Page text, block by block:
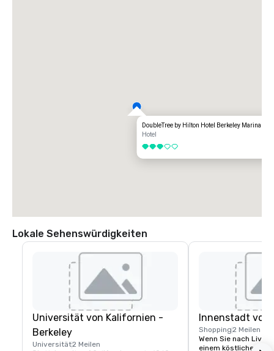
DoubleTree by Hilton Hotel Berkeley Marina
Hotel
3 von 5
Lokale Sehenswürdigkeiten
Universität von Kalifornien -
Berkeley
Universität2 Meilen
Innenstadt von
Shopping2 Meilen
Wenn Sie nach Live-
einem köstlichen